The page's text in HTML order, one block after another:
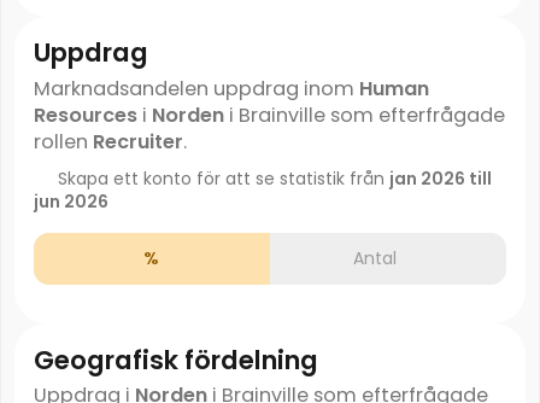
Uppdrag
Marknadsandelen uppdrag inom Human
Resourcesi Nordeni Brainville som efterfrågade
rollen Recruiter.
Skapa ett konto för att se statistik från jan 2026 till
jun 2026
% Antal
Geografisk fördelning
Uppdrag i Nordeni Brainville som efterfrågade